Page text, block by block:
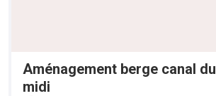
Aménagement berge canal du
midi